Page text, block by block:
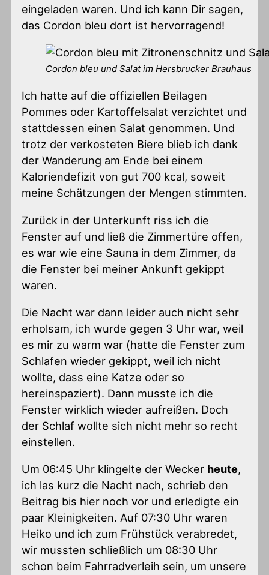
eingeladen waren. Und ich kann Dir sagen,
das Cordon bleu dort ist hervorragend!
Cordon bleu und Salat im Hersbrucker Brauhaus
Ich hatte auf die offiziellen Beilagen
Pommes oder Kartoffelsalat verzichtet und
stattdessen einen Salat genommen. Und
trotz der verkosteten Biere blieb ich dank
der Wanderung am Ende bei einem
Kaloriendefizit von gut 700 kcal, soweit
meine Schätzungen der Mengen stimmten.
Zurück in der Unterkunft riss ich die
Fenster auf und ließ die Zimmertüre offen,
es war wie eine Sauna in dem Zimmer, da
die Fenster bei meiner Ankunft gekippt
waren.
Die Nacht war dann leider auch nicht sehr
erholsam, ich wurde gegen 3 Uhr war, weil
es mir zu warm war (hatte die Fenster zum
Schlafen wieder gekippt, weil ich nicht
wollte, dass eine Katze oder so
hereinspaziert). Dann musste ich die
Fenster wirklich wieder aufreißen. Doch
der Schlaf wollte sich nicht mehr so recht
einstellen.
Um 06:45 Uhr klingelte der Wecker heute,
ich las kurz die Nacht nach, schrieb den
Beitrag bis hier noch vor und erledigte ein
paar Kleinigkeiten. Auf 07:30 Uhr waren
Heiko und ich zum Frühstück verabredet,
wir mussten schließlich um 08:30 Uhr
schon beim Fahrradverleih sein, um unsere